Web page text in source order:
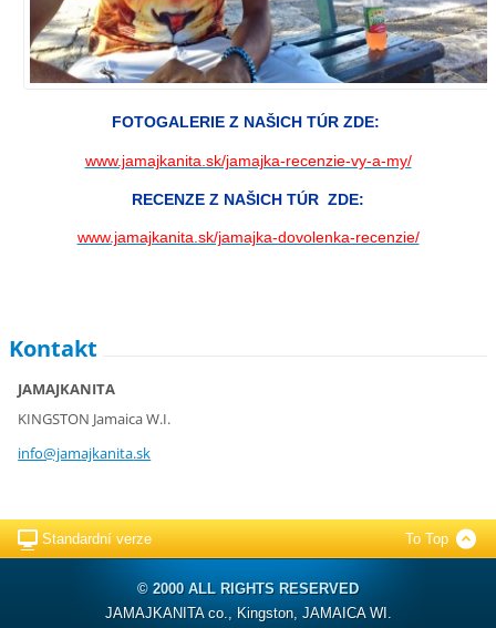
FOTOGALERIE Z NAŠICH TÚR ZDE:
www.jamajkanita.sk/jamajka-recenzie-vy-a-my/
RECENZE Z NAŠICH TÚR ZDE:
www.jamajkanita.sk/jamajka-dovolenka-recenzie/
Kontakt
JAMAJKANITA
KINGSTON Jamaica W.I.
info@jamajkanita.sk
Standardní verze To Top
© 2000 ALL RIGHTS RESERVED
JAMAJKANITA co., Kingston, JAMAICA WI.